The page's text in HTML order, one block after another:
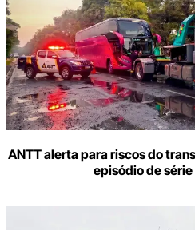
ANTT alerta para riscos do
episódio de